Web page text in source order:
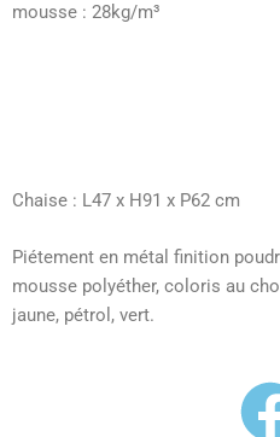
mousse : 28kg/m³
Chaise : L47 x H91 x P62 cm
Piétement en métal finition
mousse polyéther, coloris au
jaune, pétrol, vert.